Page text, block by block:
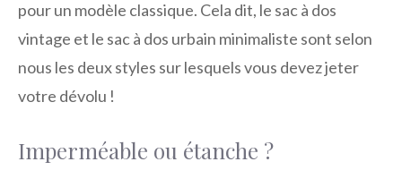
pour un modèle classique. Cela dit, le sac à dos
vintage et le sac à dos urbain minimaliste sont selon
nous les deux styles sur lesquels vous devez jeter
votre dévolu !
Imperméable ou étanche ?